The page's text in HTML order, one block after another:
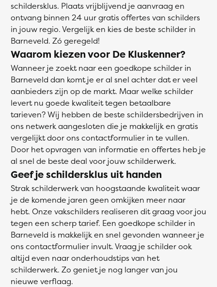
schildersklus. Plaats vrijblijvend je aanvraag en
ontvang binnen 24 uur gratis offertes van schilders
in jouw regio. Vergelijk en kies de beste schilder in
Barneveld. Zó geregeld!
Waarom kiezen voor De Kluskenner?
Wanneer je zoekt naar een goedkope schilder in
Barneveld dan komt je er al snel achter dat er veel
aanbieders zijn op de markt. Maar welke schilder
levert nu goede kwaliteit tegen betaalbare
tarieven? Wij hebben de beste schildersbedrijven in
ons netwerk aangesloten die je makkelijk en gratis
vergelijkt door ons contactformulier in te vullen.
Door het opvragen van informatie en offertes heb je
al snel de beste deal voor jouw schilderwerk.
Geef je schildersklus uit handen
Strak schilderwerk van hoogstaande kwaliteit waar
je de komende jaren geen omkijken meer naar
hebt. Onze vakschilders realiseren dit graag voor jou
tegen een scherp tarief. Een goedkope schilder in
Barneveld is makkelijk en snel gevonden wanneer je
ons contactformulier invult. Vraag je schilder ook
altijd even naar onderhoudstips van het
schilderwerk. Zo geniet je nog langer van jou
nieuwe verflaag.